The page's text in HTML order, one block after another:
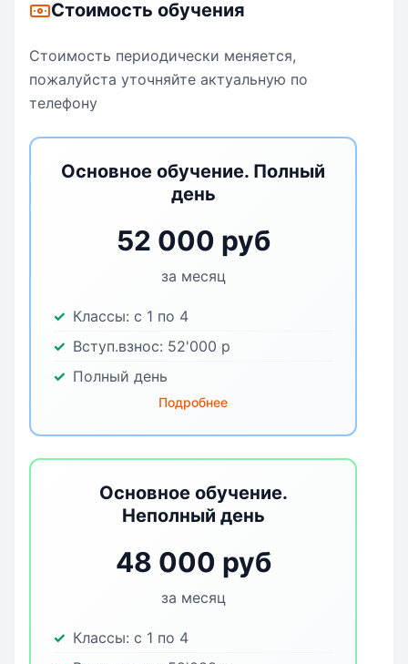
Стоимость обучения
Стоимость периодически меняется,
пожалуйста уточняйте актуальную по
телефону
Основное обучение. Полный
день
52 000 руб
за месяц
Классы: с 1 по 4
Вступ.взнос: 52'000 р
Полный день
Подробнее
Основное обучение.
Неполный день
48 000 руб
за месяц
Классы: с 1 по 4